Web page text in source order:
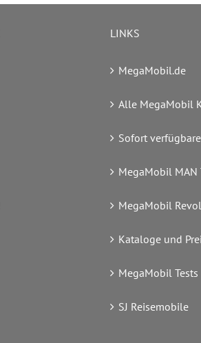
LINKS
MegaMobil.de
Alle MegaMobil
Sofort
MegaMobil MAN
MegaMobil
Kataloge und
MegaMobil
SJ Reisemobile